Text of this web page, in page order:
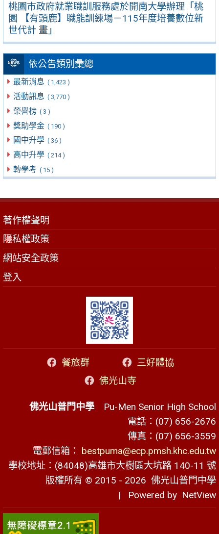
桃園市政府就業職訓服務處於開南大學辦理「桃
園 【有頭鹿】職能訓練場－115年度培養數位新
世代計 畫」
依公告類別彙總
最新消息 ( 1,423 )
活動訊息 ( 3,770 )
榮譽榜 ( 3 )
獎助學金 ( 190 )
國中升學 ( 36 )
高中升學 ( 214 )
轉學考 ( 15 )
著作權聲明
隱私權政策
網站安全政策
登入
餐旅群
三好體協
佛光山寺
佛光山普門中學 Pu-Men Senior High School
電話：(07) 656-2676
傳真：(07) 656-3559
電郵信箱： bestpuma@ecp.pmsh.khc.edu.tw
學校地址：(84048)高雄市大樹區大坑路 140-11 號
版權所有 © 2015 - 2026 佛光山普門中學
| Powered by NetView